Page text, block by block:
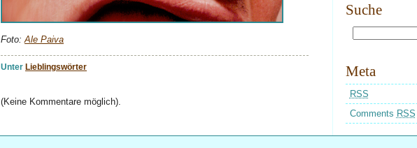
Foto: Ale Paiva
Unter Lieblingswörter
(Keine Kommentare möglich).
Suche
Meta
RSS
Comments RSS